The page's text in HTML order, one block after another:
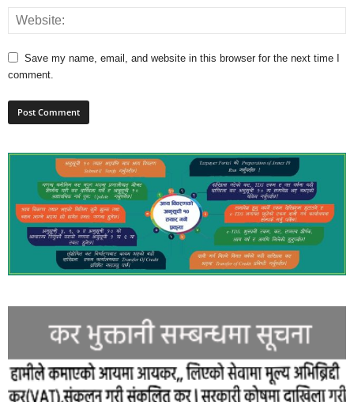
Save my name, email, and website in this browser for the next time I
comment.